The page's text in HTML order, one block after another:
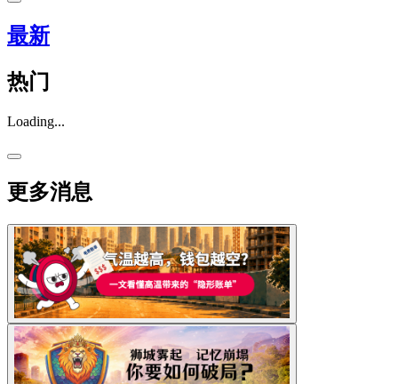
最新
热门
Loading...
更多消息